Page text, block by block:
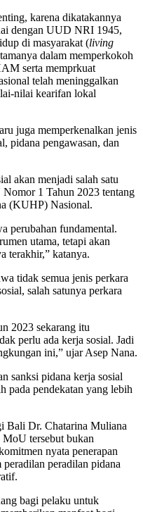
karena dikatakannya
dengan UUD NRI 1945,
di masyarakat (living
dalam memperkokoh
serta memprkuat
telah meninggalkan
nilai kearifan lokal
juga memperkenalkan jenis
pidana pengawasan, dan
akan menjadi salah satu
1 Tahun 2023 tentang
(KUHP) Nasional.
perubahan fundamental.
utama, tetapi akan
terakhir,” katanya.
tidak semua jenis perkara
salah satunya perkara
2023 sekarang itu
perlu ada kerja sosial. Jadi
ini,” ujar Asep Nana.
sanksi pidana kerja sosial
pada pendekatan yang lebih
Bali Dr. Chatarina Muliana
MoU tersebut bukan
nyata penerapan
peradilan peradilan pidana
bagi pelaku untuk